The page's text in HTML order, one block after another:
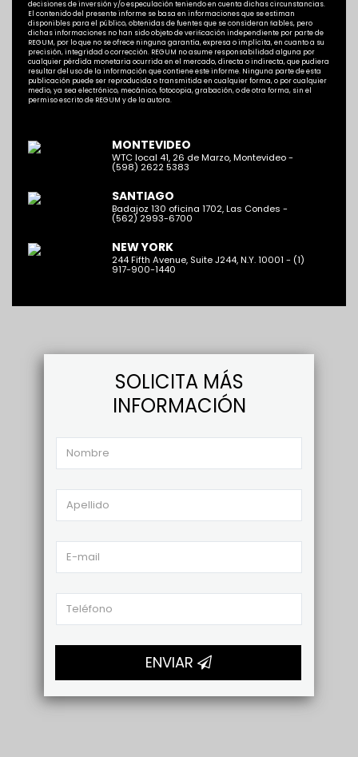
decisiones de inversión y/o especulación teniendo en cuenta dichas circunstancias.
El contenido del presente informe se basa en informaciones que se estiman
disponibles para el público, obtenidas de fuentes que se consideran ﬁables, pero
dichas informaciones no han sido objeto de veriﬁcación independiente por parte de
REGUM, por lo que no se ofrece ninguna garantía, expresa o implícita, en cuanto a su
precisión, integridad o corrección. REGUM no asume responsabilidad alguna por
cualquier pérdida monetaria ocurrida en el mercado, directa o indirecta, que pudiera
resultar del uso de la información que contiene este informe. Ninguna parte de esta
publicación puede ser reproducida o transmitida en cualquier forma, o por cualquier
medio, ya sea electrónico, mecánico, fotocopia, grabación, o de otra forma, sin el
permiso escrito de REGUM y de la autora.
MONTEVIDEO
WTC local 41, 26 de Marzo, Montevideo -
(598) 2622 5383
SANTIAGO
Badajoz 130 oficina 1702, Las Condes -
(562) 2993-6700
NEW YORK
244 Fifth Avenue, Suite J244, N.Y. 10001 - (1)
917-900-1440
SOLICITA MÁS
INFORMACIÓN
ENVIAR